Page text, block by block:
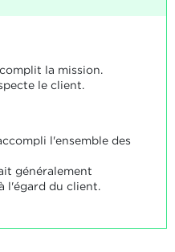
la mission.
le client.
l'ensemble des
généralement
l'égard du client.